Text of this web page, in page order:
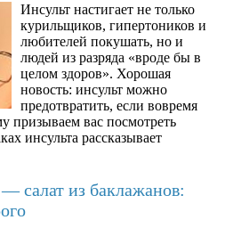
Инсульт настигает не только
курильщиков, гипертоников и
любителей покушать, но и
людей из разряда «вроде бы в
целом здоров». Хорошая
новость: инсульт можно
предотвратить, если вовремя
призываем вас посмотреть
инсульта рассказывает
салат из баклажанов: